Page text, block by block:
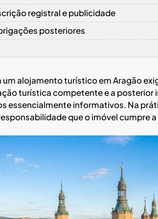
registral e publicidade
posteriores
um alojamento turístico em Aragão
turística competente e a posterior
essencialmente informativos. Na
que o imóvel cumpre